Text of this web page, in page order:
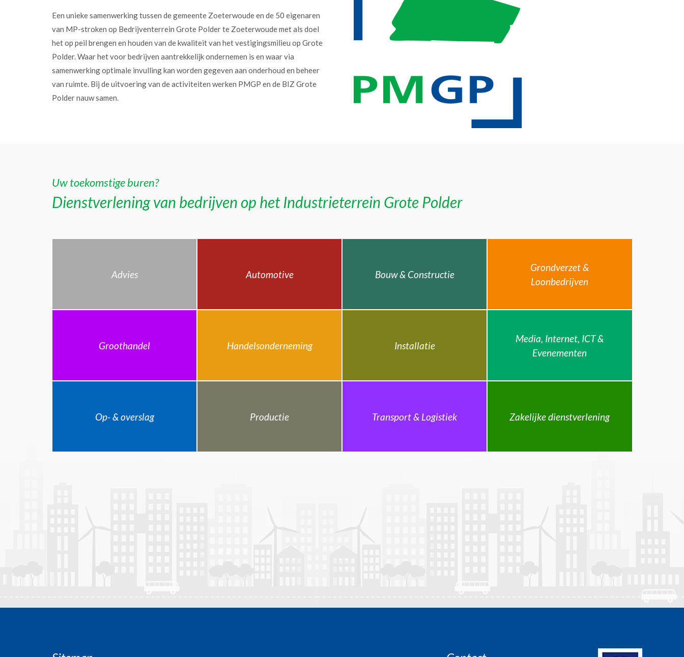
Een unieke samenwerking tussen de gemeente Zoeterwoude en de 50 eigenaren
van MP-stroken op Bedrijventerrein Grote Polder te Zoeterwoude met als doel
het op peil brengen en houden van de kwaliteit van het vestigingsmilieu op Grote
Polder. Waar het voor bedrijven aantrekkelijk ondernemen is en waar via
samenwerking optimale invulling kan worden gegeven aan onderhoud en beheer
van ruimte. Bij de uitvoering van de activiteiten werken PMGP en de BIZ Grote
Polder nauw samen.
Uw toekomstige buren?
Dienstverlening van bedrijven op het Industrieterrein Grote Polder
Advies Automotive Bouw & Constructie
Grondverzet &
Loonbedrijven
Groothandel Handelsonderneming Installatie
Media, Internet, ICT &
Evenementen
Op- & overslag Productie Transport & Logistiek Zakelijke dienstverlening